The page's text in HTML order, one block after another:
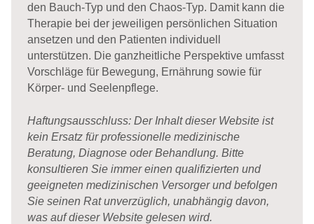
den Bauch-Typ und den Chaos-Typ. Damit kann die
Therapie bei der jeweiligen persönlichen Situation
ansetzen und den Patienten individuell
unterstützen. Die ganzheitliche Perspektive umfasst
Vorschläge für Bewegung, Ernährung sowie für
Körper- und Seelenpflege.
Haftungsausschluss: Der Inhalt dieser Website ist
kein Ersatz für professionelle medizinische
Beratung, Diagnose oder Behandlung. Bitte
konsultieren Sie immer einen qualifizierten und
geeigneten medizinischen Versorger und befolgen
Sie seinen Rat unverzüglich, unabhängig davon,
was auf dieser Website gelesen wird.